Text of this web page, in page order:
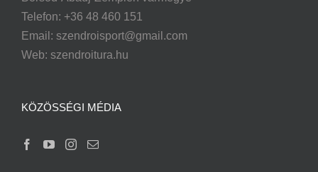
Telefon: +36 48 460 151
Email: szendroisport@gmail.com
Web: szendroitura.hu
KÖZÖSSÉGI MÉDIA